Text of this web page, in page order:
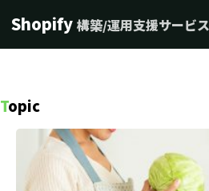
Shopify 構築/運用支援サービス
Topic